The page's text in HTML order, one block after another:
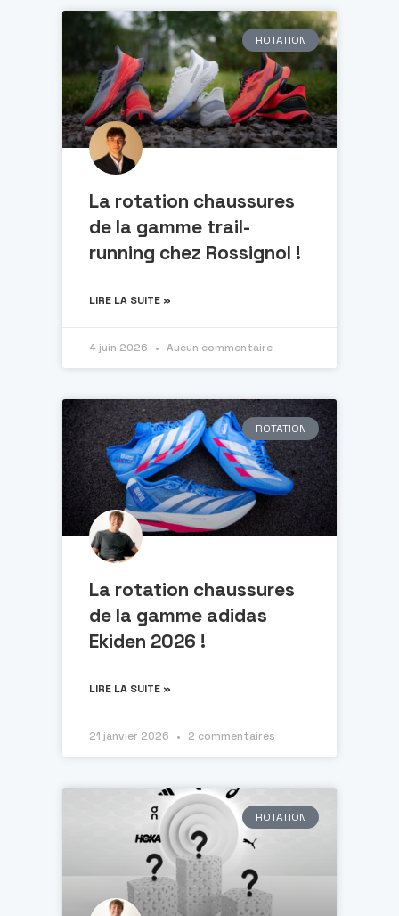
ROTATION
La rotation chaussures
de la gamme trail-
running chez Rossignol !
LIRE LA SUITE »
4 juin 2026 Aucun commentaire
ROTATION
La rotation chaussures
de la gamme adidas
Ekiden 2026 !
LIRE LA SUITE »
21 janvier 2026 2 commentaires
ROTATION